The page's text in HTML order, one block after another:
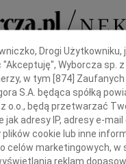
Poradnik pogrzebowy
Maria Kania
Kraków
prywatność
Drogi Użytkowniku,
"Akceptuję", Wyborcza sp. z
w tym [874 ]
S.A. będąca spółką
o.o., będą przetwarzać
jak adresy IP, adresy e-mail
cookie lub inne
celów marketingowych, w
reklam